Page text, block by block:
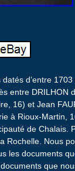
d’entre
entre DRILHON
16) et Jean
à Rioux-Martin,
de Chalais.
Rochelle. Nous
les documents
que